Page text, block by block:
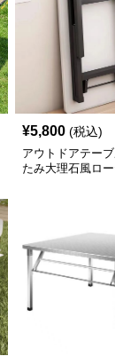
¥5,800 (税込)
アウトドアテー
たみ大理石風ロ